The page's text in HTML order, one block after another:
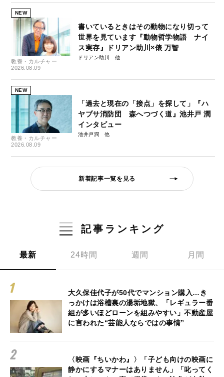
NEW
教養・カルチャー
2026.08.09
書いているときはその動物になり切って
世界を見ています『動物哲学物語 ナイ
ス実存』ドリアン助川×俵 万智
ドリアン助川
NEW
教養・カルチャー
2026.08.09
「過去と現在の「接点」を探して」『ハ
ヤブサ消防団 森へつづく道』池井戸 潤
インタビュー
池井戸潤
新着記事一覧を見る
記事ランキング
最新 24時間 週間 月間
大久保佳代子が50代でマンション購入…き
っかけは浴槽裏の湯垢地獄、「レギュラー番
組が多いほどローンを組みやすい」不動産屋
に言われた“芸能人ならではの事情”
〈映画『ちいかわ』〉「子ども向けの映画に
静かにするマナーはありません」「叱ってく